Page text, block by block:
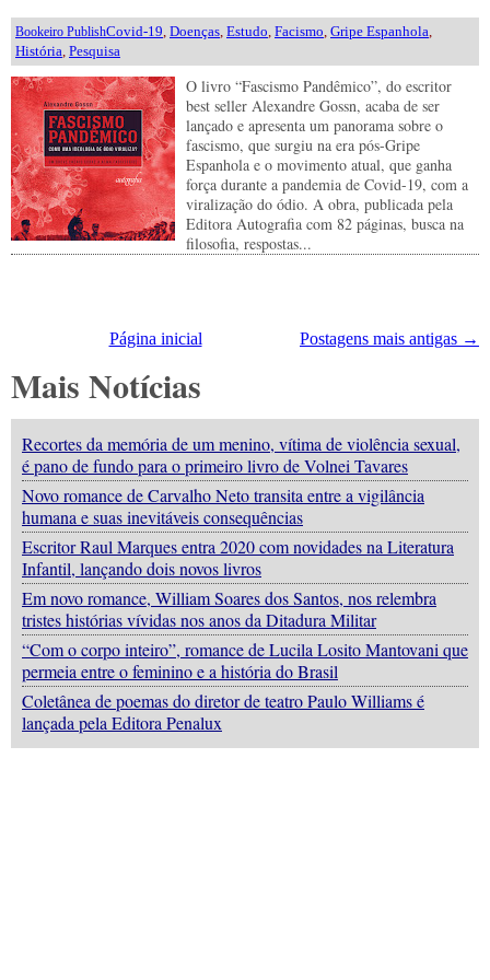
Bookeiro PublishCovid-19 Doenças Estudo Facismo Gripe Espanhola
História Pesquisa
O livro “Fascismo Pandêmico”, do escritor
best seller Alexandre Gossn, acaba de ser
lançado e apresenta um panorama sobre o
fascismo, que surgiu na era pós-Gripe
Espanhola e o movimento atual, que ganha
força durante a pandemia de Covid-19, com a
viralização do ódio. A obra, publicada pela
Editora Autografia com 82 páginas, busca na
filosofia, respostas...
Postagens mais antigas →
Página inicial
Mais Notícias
Recortes da memória de um menino, vítima de violência sexual,
é pano de fundo para o primeiro livro de Volnei Tavares
Novo romance de Carvalho Neto transita entre a vigilância
humana e suas inevitáveis consequências
Escritor Raul Marques entra 2020 com novidades na Literatura
Infantil, lançando dois novos livros
Em novo romance, William Soares dos Santos, nos relembra
tristes histórias vívidas nos anos da Ditadura Militar
“Com o corpo inteiro”, romance de Lucila Losito Mantovani que
permeia entre o feminino e a história do Brasil
Coletânea de poemas do diretor de teatro Paulo Williams é
lançada pela Editora Penalux